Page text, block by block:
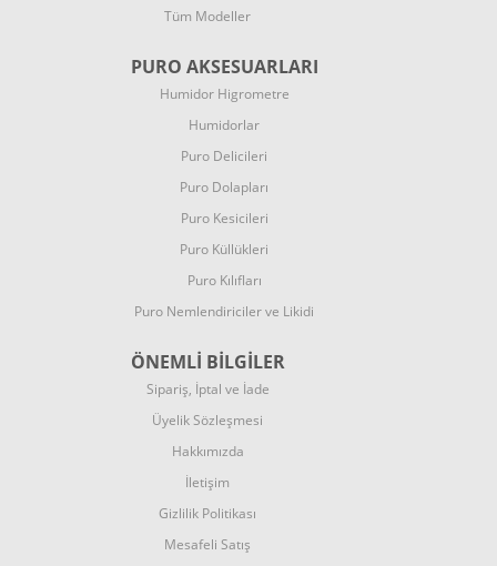
Tüm Modeller
PURO AKSESUARLARI
Humidor Higrometre
Humidorlar
Puro Delicileri
Puro Dolapları
Puro Kesicileri
Puro Küllükleri
Puro Kılıfları
Puro Nemlendiriciler ve Likidi
ÖNEMLİ BİLGİLER
Sipariş, İptal ve İade
Üyelik Sözleşmesi
Hakkımızda
İletişim
Gizlilik Politikası
Mesafeli Satış